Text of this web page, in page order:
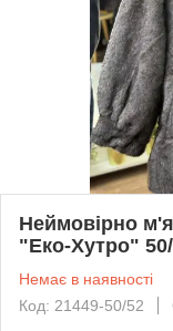
Неймовірно
"Еко-Хутро"
Немає в наявності
Код: 21449-50/52